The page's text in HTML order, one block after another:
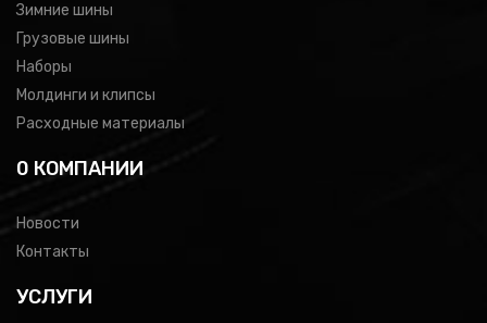
Зимние шины
Грузовые шины
Наборы
Молдинги и клипсы
Расходные материалы
0 КОМПАНИИ
Новости
Контакты
УСЛУГИ